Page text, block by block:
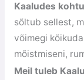
Kaaludes
sõltub sellest,
võimegi
mõistmiseni,
Meil tuleb